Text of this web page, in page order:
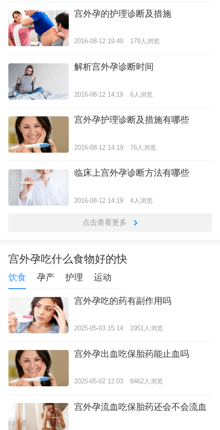
宫外孕的护理诊断及措施
2016-08-12 19:40 179人浏览
解析宫外孕诊断时间
2016-08-12 14:19 6人浏览
宫外孕护理诊断及措施有哪些
2016-08-12 14:19 76人浏览
临床上宫外孕诊断方法有哪些
2016-08-12 14:19 4人浏览
点击查看更多
宫外孕吃什么食物好的快
饮食 孕产 护理 运动
宫外孕吃的药有副作用吗
2025-05-03 15:14 1951人浏览
宫外孕出血吃保胎药能止血吗
2025-05-02 12:03 8462人浏览
宫外孕流血吃保胎药还会不会流血